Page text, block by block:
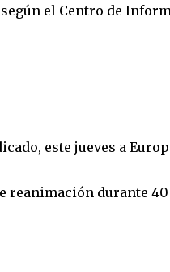
según el Centro de
este jueves a
durante